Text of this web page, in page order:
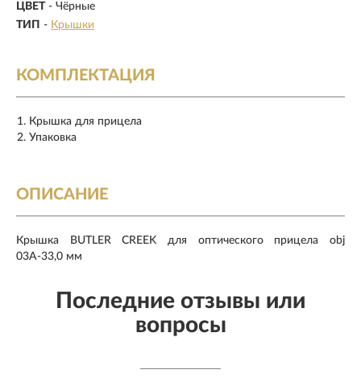
ЦВЕТ - Чёрные
ТИП - Крышки
КОМПЛЕКТАЦИЯ
Крышка для прицела
Упаковка
ОПИСАНИЕ
Крышка BUTLER CREEK для оптического прицела obj
03А-33,0 мм
Последние отзывы или
вопросы